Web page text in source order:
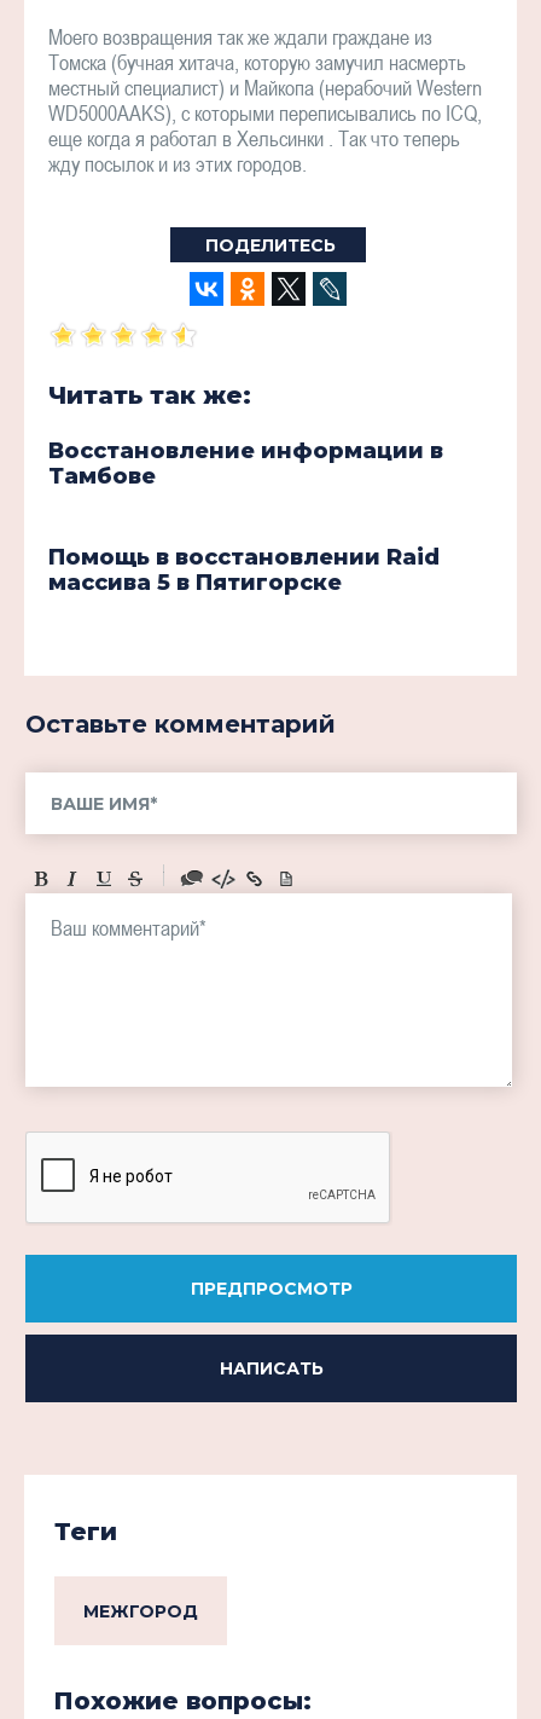
Моего возвращения так же ждали граждане из
Томска (бучная хитача, которую замучил насмерть
местный специалист) и Майкопа (нерабочий Western
WD5000AAKS), с которыми переписывались по ICQ,
еще когда я работал в Хельсинки . Так что теперь
жду посылок и из этих городов.
ПОДЕЛИТЕСЬ
Читать так же:
Восстановление информации в
Тамбове
Помощь в восстановлении Raid
массива 5 в Пятигорске
Оставьте комментарий
-
-
-
ПРЕДПРОСМОТР
НАПИСАТЬ
Теги
МЕЖГОРОД
Похожие вопросы: